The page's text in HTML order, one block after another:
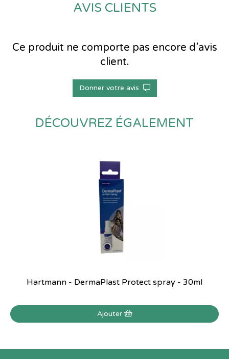
AVIS CLIENTS
Ce produit ne comporte pas encore d’avis
client.
Donner votre avis
DÉCOUVREZ ÉGALEMENT
Hartmann - DermaPlast Protect spray - 30ml
Ajouter